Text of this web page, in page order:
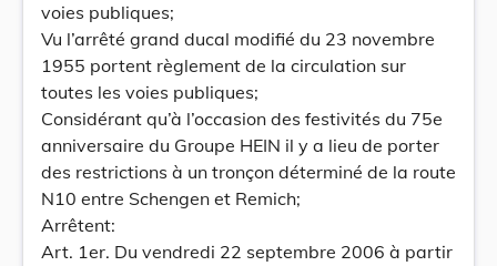
voies publiques;
Vu l’arrêté grand ducal modifié du 23 novembre
1955 portent règlement de la circulation sur
toutes les voies publiques;
Considérant qu’à l’occasion des festivités du 75e
anniversaire du Groupe HEIN il y a lieu de porter
des restrictions à un tronçon déterminé de la route
N10 entre Schengen et Remich;
Arrêtent:
Art. 1er. Du vendredi 22 septembre 2006 à partir